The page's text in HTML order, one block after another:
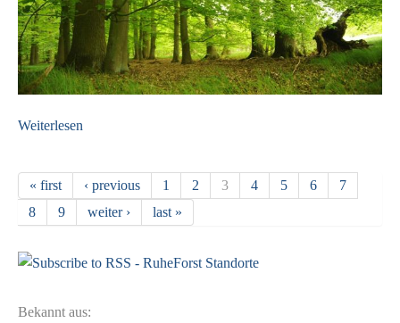
Weiterlesen
Pages
« first ‹ previous 1 2 3 4 5 6
7
8
9 weiter › last »
Bekannt aus: